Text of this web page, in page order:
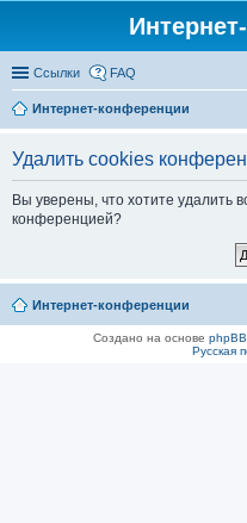
Ссылки FAQ
Интернет-конференции
Удалить cookies
Вы уверены, что хотите удалить
конференцией?
Интернет-конференции
Создано на основе phpBB
Русская